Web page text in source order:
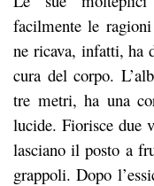
facilmente le
ne ricava, infatti, ha
cura del corpo.
tre metri, ha una
lucide. Fiorisce due
lasciano il posto a
grappoli. Dopo